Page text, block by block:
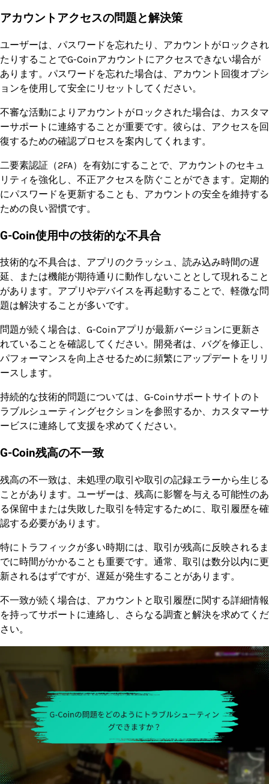
アカウントアクセスの問題と解決策
ユーザーは、パスワードを忘れたり、アカウントがロックされ
たりすることでG-Coinアカウントにアクセスできない場合が
あります。パスワードを忘れた場合は、アカウント回復オプシ
ョンを使用して安全にリセットしてください。
不審な活動によりアカウントがロックされた場合は、カスタマ
ーサポートに連絡することが重要です。彼らは、アクセスを回
復するための確認プロセスを案内してくれます。
二要素認証（2FA）を有効にすることで、アカウントのセキュ
リティを強化し、不正アクセスを防ぐことができます。定期的
にパスワードを更新することも、アカウントの安全を維持する
ための良い習慣です。
G-Coin使用中の技術的な不具合
技術的な不具合は、アプリのクラッシュ、読み込み時間の遅
延、または機能が期待通りに動作しないこととして現れること
があります。アプリやデバイスを再起動することで、軽微な問
題は解決することが多いです。
問題が続く場合は、G-Coinアプリが最新バージョンに更新さ
れていることを確認してください。開発者は、バグを修正し、
パフォーマンスを向上させるために頻繁にアップデートをリリ
ースします。
持続的な技術的問題については、G-Coinサポートサイトのト
ラブルシューティングセクションを参照するか、カスタマーサ
ービスに連絡して支援を求めてください。
G-Coin残高の不一致
残高の不一致は、未処理の取引や取引の記録エラーから生じる
ことがあります。ユーザーは、残高に影響を与える可能性のあ
る保留中または失敗した取引を特定するために、取引履歴を確
認する必要があります。
特にトラフィックが多い時期には、取引が残高に反映されるま
でに時間がかかることも重要です。通常、取引は数分以内に更
新されるはずですが、遅延が発生することがあります。
不一致が続く場合は、アカウントと取引履歴に関する詳細情報
を持ってサポートに連絡し、さらなる調査と解決を求めてくだ
さい。